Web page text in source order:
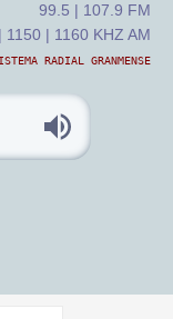
99.5 | 107.9 FM
1150 | 1160 KHZ AM
RADIAL GRANMENSE